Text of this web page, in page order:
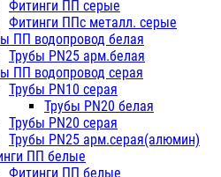
Фитинги ПП серые
Фитинги ППс металл. серые
ПП водопровод белая
Трубы PN25 арм.белая
ПП водопровод серая
Трубы PN10 серая
Трубы PN20 белая
Трубы PN20 серая
Трубы PN25 арм.серая(алюмин)
ПП белые
Фитинги ПП белые